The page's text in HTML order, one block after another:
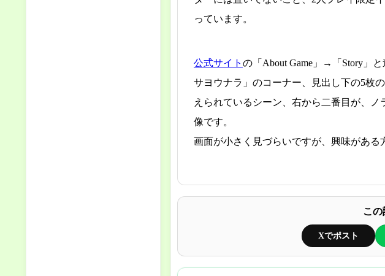
っています。
公式サイト の「About Game」→「Story」
サヨウナラ」のコーナー、見出し下の5枚
えられているシーン、右から二番目が、ノ
像です。
画面が小さく見づらいですが、興味がある
この
Xでポスト